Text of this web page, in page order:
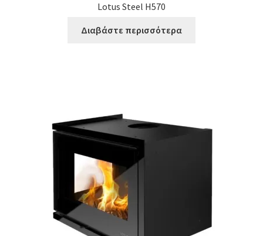
Lotus Steel H570
Διαβάστε περισσότερα